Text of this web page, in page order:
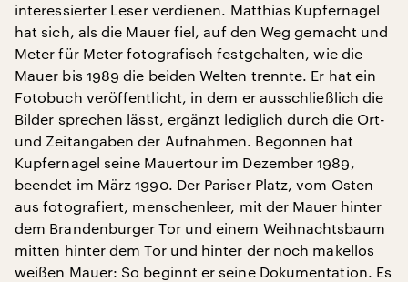
interessierter Leser verdienen. Matthias Kupfernagel
hat sich, als die Mauer fiel, auf den Weg gemacht und
Meter für Meter fotografisch festgehalten, wie die
Mauer bis 1989 die beiden Welten trennte. Er hat ein
Fotobuch veröffentlicht, in dem er ausschließlich die
Bilder sprechen lässt, ergänzt lediglich durch die Ort-
und Zeitangaben der Aufnahmen. Begonnen hat
Kupfernagel seine Mauertour im Dezember 1989,
beendet im März 1990. Der Pariser Platz, vom Osten
aus fotografiert, menschenleer, mit der Mauer hinter
dem Brandenburger Tor und einem Weihnachtsbaum
mitten hinter dem Tor und hinter der noch makellos
weißen Mauer: So beginnt er seine Dokumentation. Es